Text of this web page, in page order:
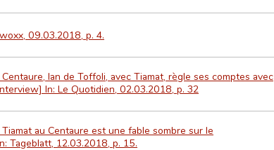
09.03.2018, p. 4.
Ian de Toffoli, avec Tiamat, règle ses comptes avec
In: Le Quotidien, 02.03.2018, p. 32
au Centaure est une fable sombre sur le
Tageblatt, 12.03.2018, p. 15.